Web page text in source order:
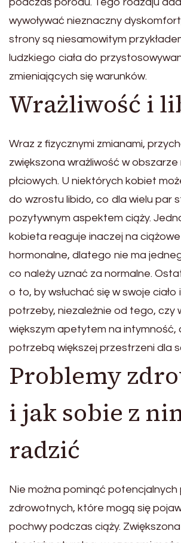
wywoływać nieznaczny
strony są niesamowitym
ludzkiego ciała do
zmieniających się warunków.
Wrażliwość i
Wraz z fizycznymi zmianami,
zwiększona wrażliwość w
płciowych. U niektórych kobiet
do wzrostu libido, co dla wielu par
pozytywnym aspektem ciąży.
kobieta reaguje inaczej na
hormonalne, dlatego nie ma
co należy uznać za normalne.
o to, by wsłuchać się w swoje
potrzeby, niezależnie od tego, czy
większym apetytem na intymność,
potrzebą większej przestrzeni dla
Problemy
i jak sobie z
radzić
Nie można pominąć potencjalnych
zdrowotnych, które mogą się
pochwy podczas ciąży.